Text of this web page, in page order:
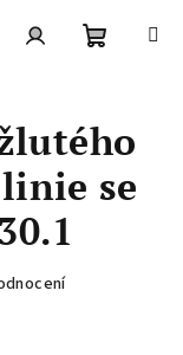
košík
se